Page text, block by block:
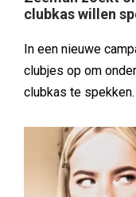
clubkas willen
In een nieuwe
clubjes op om
clubkas te spekken.